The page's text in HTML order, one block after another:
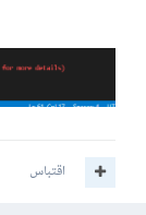
اقتباس